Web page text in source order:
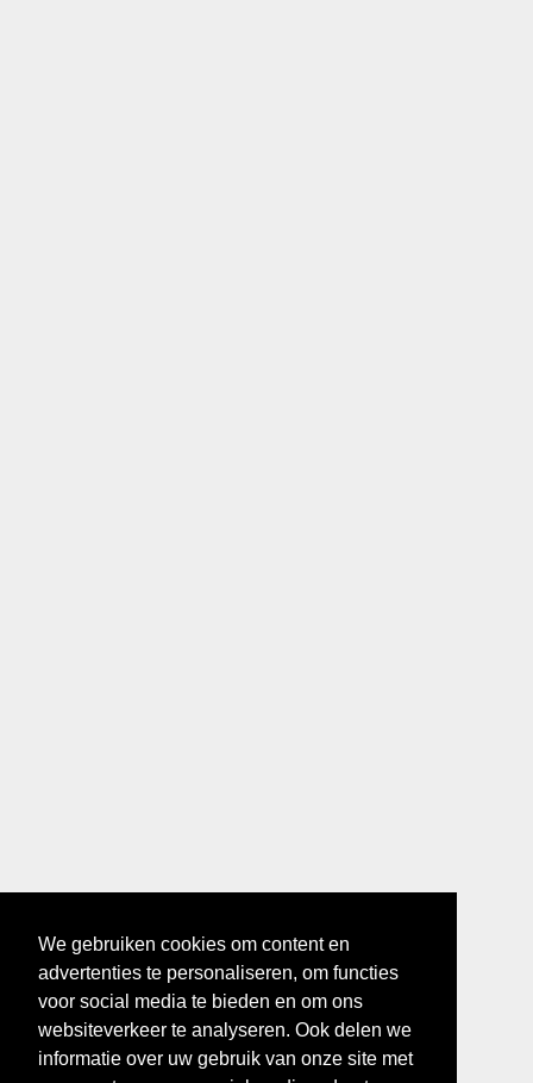
We gebruiken cookies om content en
advertenties te personaliseren, om functies
voor social media te bieden en om ons
websiteverkeer te analyseren. Ook delen we
informatie over uw gebruik van onze site met